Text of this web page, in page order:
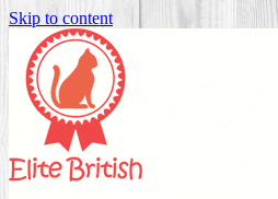
Skip to content